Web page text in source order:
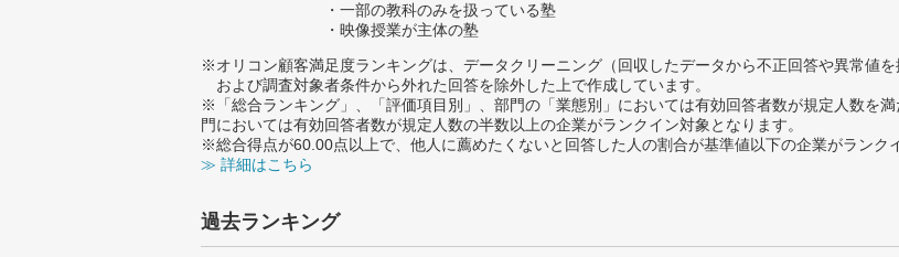
・一部の教科のみを扱っている塾
・映像授業が主体の塾
※オリコン顧客満足度ランキングは、データクリーニング（回収したデータから不正回答や異常値を
および調査対象者条件から外れた回答を除外した上で作成しています。
※「総合ランキング」、「評価項目別」、部門の「業態別」においては有効回答者数が規定人数を
門においては有効回答者数が規定人数の半数以上の企業がランクイン対象となります。
※総合得点が60.00点以上で、他人に薦めたくないと回答した人の割合が基準値以下の企業がランク
≫ 詳細はこちら
過去ランキング